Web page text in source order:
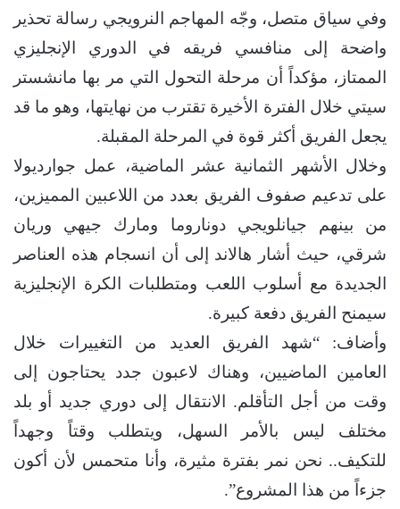
وفي سياق متصل، وجّه المهاجم النرويجي رسالة تحذير
واضحة إلى منافسي فريقه في الدوري الإنجليزي
الممتاز، مؤكداً أن مرحلة التحول التي مر بها مانشستر
سيتي خلال الفترة الأخيرة تقترب من نهايتها، وهو ما قد
يجعل الفريق أكثر قوة في المرحلة المقبلة.
وخلال الأشهر الثمانية عشر الماضية، عمل جوارديولا
على تدعيم صفوف الفريق بعدد من اللاعبين المميزين،
من بينهم جيانلويجي دوناروما ومارك جيهي وريان
شرقي، حيث أشار هالاند إلى أن انسجام هذه العناصر
الجديدة مع أسلوب اللعب ومتطلبات الكرة الإنجليزية
سيمنح الفريق دفعة كبيرة.
وأضاف: “شهد الفريق العديد من التغييرات خلال
العامين الماضيين، وهناك لاعبون جدد يحتاجون إلى
وقت من أجل التأقلم. الانتقال إلى دوري جديد أو بلد
مختلف ليس بالأمر السهل، ويتطلب وقتاً وجهداً
للتكيف.. نحن نمر بفترة مثيرة، وأنا متحمس لأن أكون
جزءاً من هذا المشروع”.